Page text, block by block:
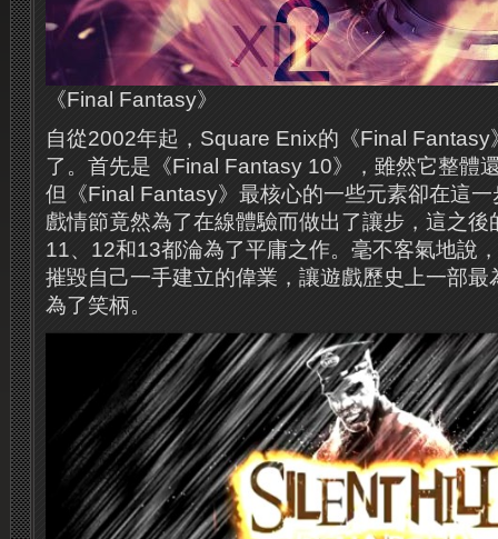
《Final Fantasy》
自從2002年起，Square Enix的《Final Fantasy
了。首先是《Final Fantasy 10》，雖然它整體
但《Final Fantasy》最核心的一些元素卻在這
戲情節竟然為了在線體驗而做出了讓步，這之
11、12和13都淪為了平庸之作。毫不客氣地說
摧毀自己一手建立的偉業，讓遊戲歷史上一部
為了笑柄。